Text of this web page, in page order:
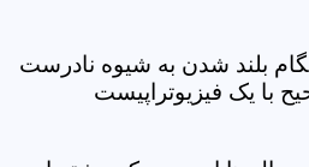
بلند شدن به شیوه نادرست
با یک فیزیوتراپیست